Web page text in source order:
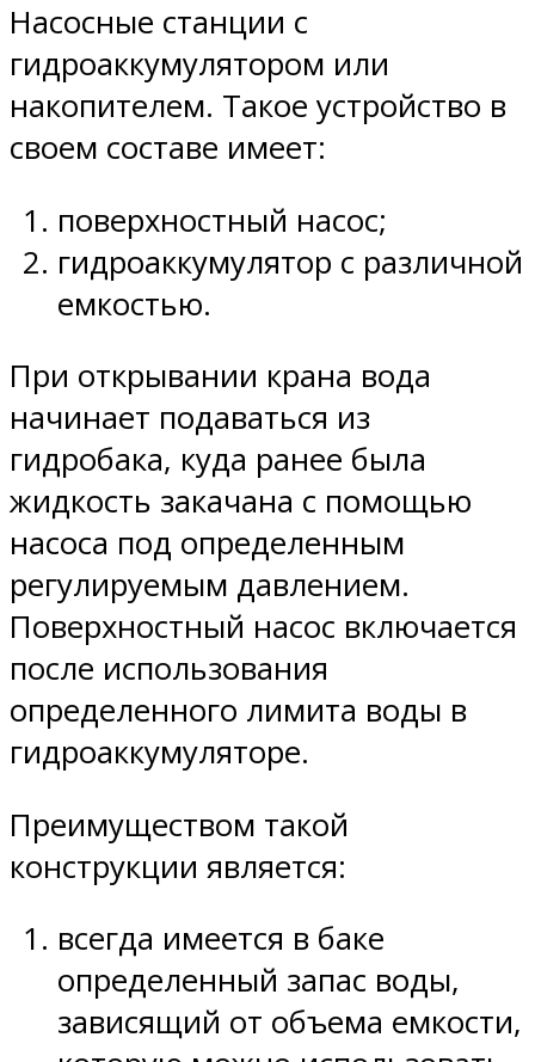
Насосные станции с
гидроаккумулятором или
накопителем. Такое устройство в
своем составе имеет:
поверхностный насос;
гидроаккумулятор с различной
емкостью.
При открывании крана вода
начинает подаваться из
гидробака, куда ранее была
жидкость закачана с помощью
насоса под определенным
регулируемым давлением.
Поверхностный насос включается
после использования
определенного лимита воды в
гидроаккумуляторе.
Преимуществом такой
конструкции является:
всегда имеется в баке
определенный запас воды,
зависящий от объема емкости,